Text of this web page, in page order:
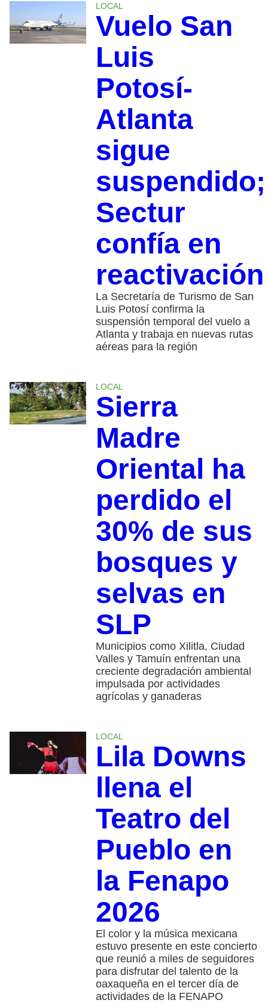
LOCAL
Vuelo San
Luis
Potosí-
Atlanta
sigue
suspendido;
Sectur
confía en
reactivación
La Secretaría de Turismo de San
Luis Potosí confirma la
suspensión temporal del vuelo a
Atlanta y trabaja en nuevas rutas
aéreas para la región
LOCAL
Sierra
Madre
Oriental ha
perdido el
30% de sus
bosques y
selvas en
SLP
Municipios como Xilitla, Ciudad
Valles y Tamuín enfrentan una
creciente degradación ambiental
impulsada por actividades
agrícolas y ganaderas
LOCAL
Lila Downs
llena el
Teatro del
Pueblo en
la Fenapo
2026
El color y la música mexicana
estuvo presente en este concierto
que reunió a miles de seguidores
para disfrutar del talento de la
oaxaqueña en el tercer día de
actividades de la FENAPO